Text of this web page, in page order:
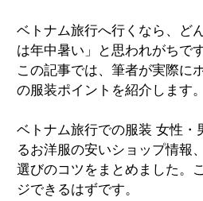
ベトナム旅行へ行くなら、ど
は年中暑い」と思われがちで
この記事では、筆者が実際に
の服装ポイントを紹介します。
ベトナム旅行での服装 女性・
るお洋服の安いショップ情報
選びのコツをまとめました。
ジできるはずです。